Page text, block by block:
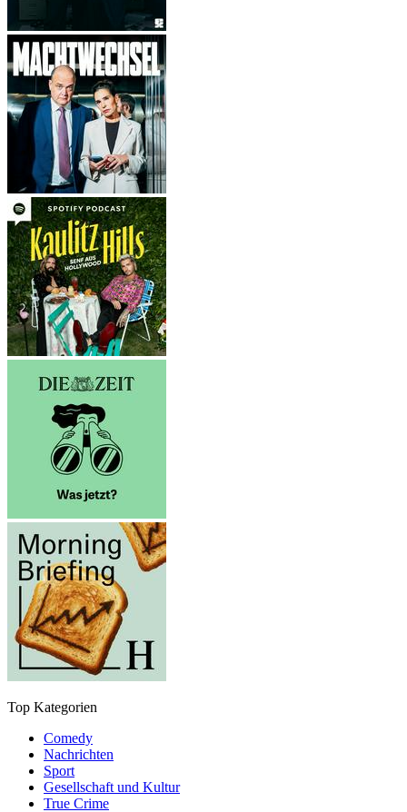
Top Kategorien
Comedy
Nachrichten
Sport
Gesellschaft und Kultur
True Crime